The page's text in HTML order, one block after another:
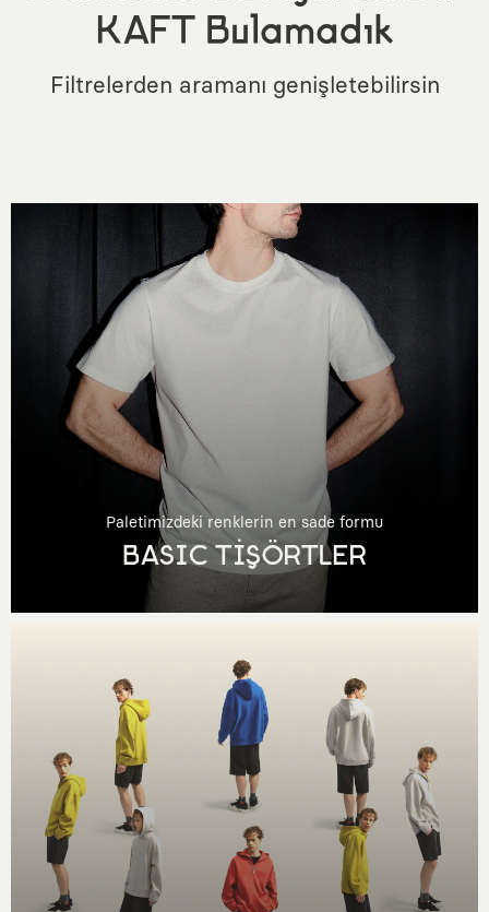
KAFT Bulamadık
Filtrelerden aramanı genişletebilirsin
Paletimizdeki renklerin en sade formu
BASIC TİŞÖRTLER